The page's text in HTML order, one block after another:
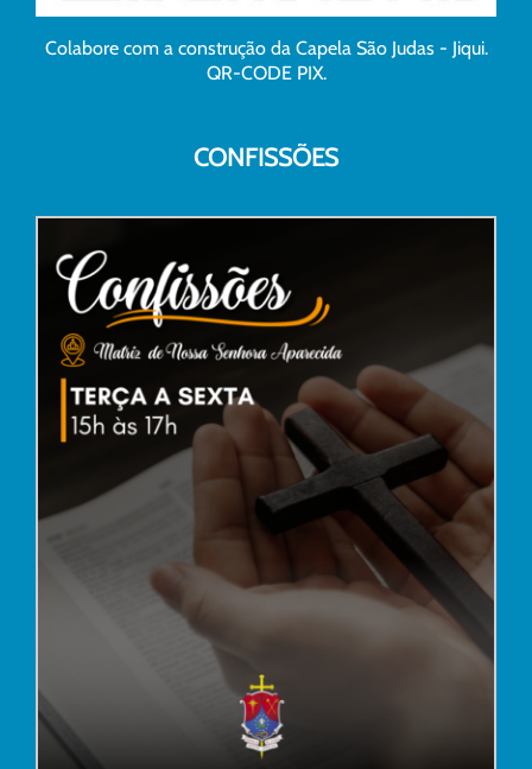
Colabore com a construção da Capela São Judas - Jiqui.
QR-CODE PIX.
CONFISSÕES